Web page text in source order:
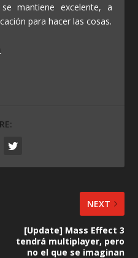
mantiene excelente, a
para hacer las cosas.
NEXT
[Update] Mass Effect 3
tendrá multiplayer, pero
no el que se imaginan